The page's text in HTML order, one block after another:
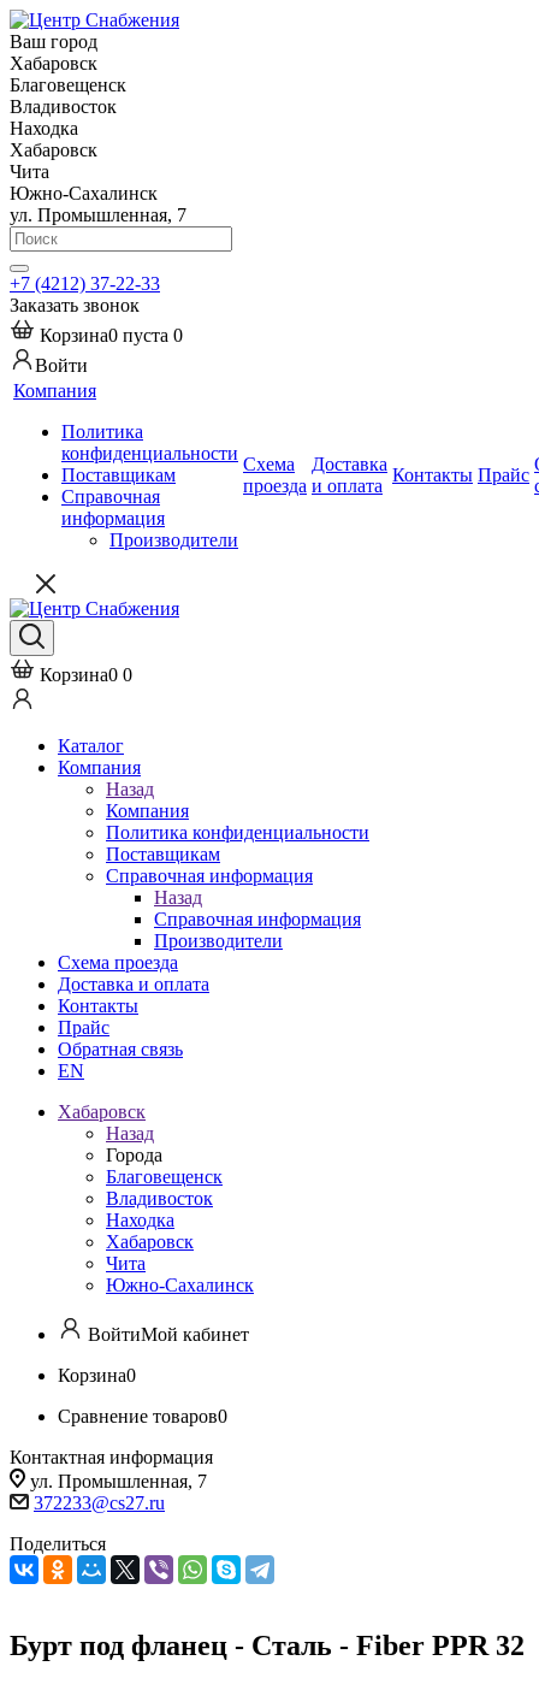
Ваш город
Хабаровск
Благовещенск
Владивосток
Находка
Хабаровск
Чита
Южно-Сахалинск
ул. Промышленная, 7
+7 (4212) 37-22-33
Заказать звонок
Корзина0 пуста 0
Войти
Компания
Политика
конфиденциальности
Поставщикам
Справочная
информация
Производители
Схема
проезда
Доставка
и оплата
Контакты Прайс
Корзина0 0
Каталог
Компания
Назад
Компания
Политика конфиденциальности
Поставщикам
Справочная информация
Назад
Справочная информация
Производители
Схема проезда
Доставка и оплата
Контакты
Прайс
Обратная связь
EN
Хабаровск
Назад
Города
Благовещенск
Владивосток
Находка
Хабаровск
Чита
Южно-Сахалинск
ВойтиМой кабинет
Корзина0
Сравнение товаров0
Контактная информация
ул. Промышленная, 7
372233@cs27.ru
Поделиться
Бурт под фланец - Сталь - Fiber PPR 32